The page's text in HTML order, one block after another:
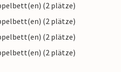
(2 plätze)
(2 plätze)
(2 plätze)
(2 plätze)